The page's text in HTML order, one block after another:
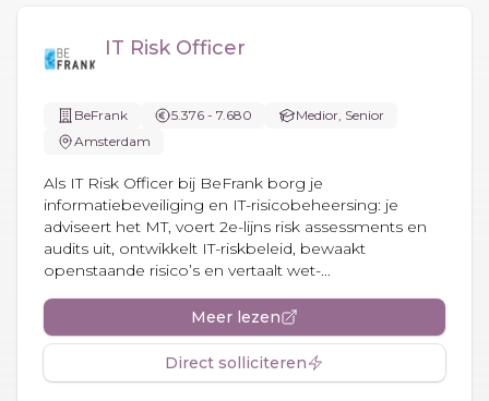
IT Risk Officer
BeFrank 5.376 - 7.680
Medior, Senior
Amsterdam
Als IT Risk Officer bij BeFrank borg je
informatiebeveiliging en IT-risicobeheersing: je
adviseert het MT, voert 2e-lijns risk assessments en
audits uit, ontwikkelt IT-riskbeleid, bewaakt
openstaande risico’s en vertaalt wet-...
Meer lezen
Direct solliciteren